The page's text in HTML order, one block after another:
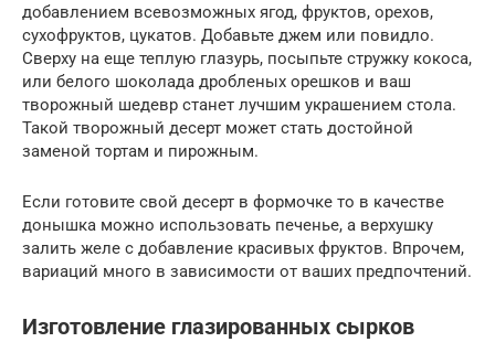
добавлением всевозможных ягод, фруктов, орехов,
сухофруктов, цукатов. Добавьте джем или повидло.
Сверху на еще теплую глазурь, посыпьте стружку кокоса,
или белого шоколада дробленых орешков и ваш
творожный шедевр станет лучшим украшением стола.
Такой творожный десерт может стать достойной
заменой тортам и пирожным.
Если готовите свой десерт в формочке то в качестве
донышка можно использовать печенье, а верхушку
залить желе с добавление красивых фруктов. Впрочем,
вариаций много в зависимости от ваших предпочтений.
Изготовление глазированных сырков